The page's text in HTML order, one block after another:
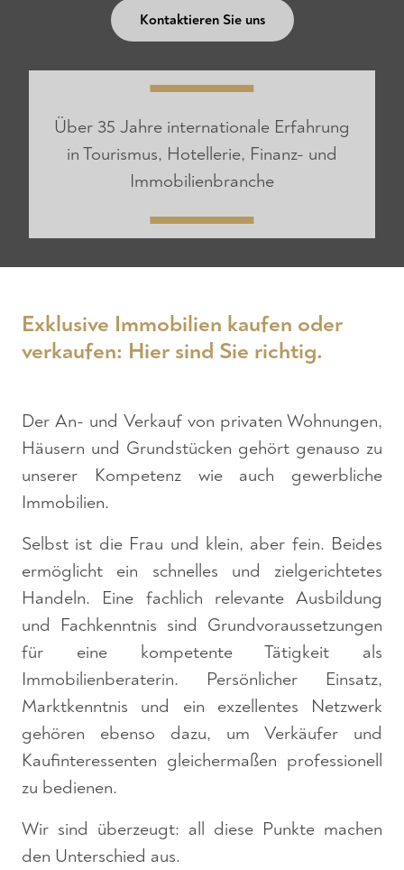
Kontaktieren Sie uns
Über 35 Jahre internationale Erfahrung
in Tourismus, Hotellerie, Finanz- und
Immobilienbranche
Exklusive Immobilien kaufen oder
verkaufen: Hier sind Sie richtig.
Der An- und Verkauf von privaten Wohnungen,
Häusern und Grundstücken gehört genauso zu
unserer Kompetenz wie auch gewerbliche
Immobilien.
Selbst ist die Frau und klein, aber fein. Beides
ermöglicht ein schnelles und zielgerichtetes
Handeln. Eine fachlich relevante Ausbildung
und Fachkenntnis sind Grundvoraussetzungen
für eine kompetente Tätigkeit als
Immobilienberaterin. Persönlicher Einsatz,
Marktkenntnis und ein exzellentes Netzwerk
gehören ebenso dazu, um Verkäufer und
Kaufinteressenten gleichermaßen professionell
zu bedienen.
Wir sind überzeugt: all diese Punkte machen
den Unterschied aus.